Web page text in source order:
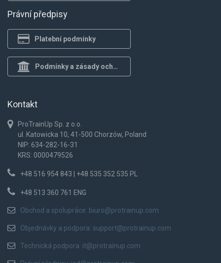
Právní předpisy
Platební podmínky
Podmínky a zásady ochrany osob.
Kontakt
ProTrainUp Sp. z o.o.
ul. Katowicka 10, 41-500 Chorzów, Poland
NIP: 634-282-16-31
KRS: 0000479526
+48 516 954 843 | +48 535 352 535 PL
+48 513 360 761 ENG
Obchod a spolupráce: biuro@protrainup.com
Objednávky a podpora: support@protrainup.com
Technická podpora: it@protrainup.com